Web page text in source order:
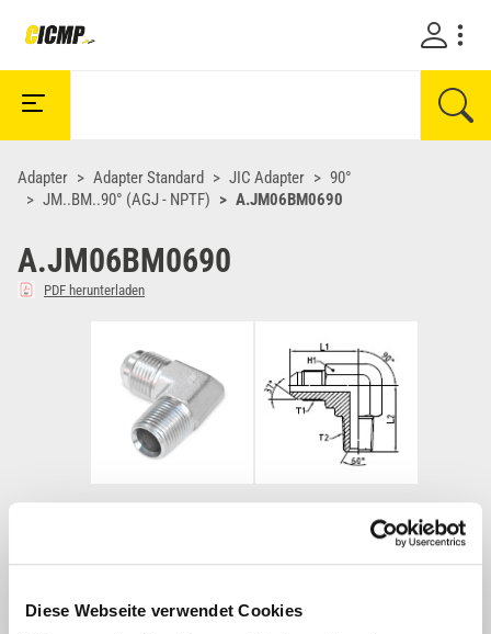
Diese Webseite verwendet Cookies
Adapter Adapter Standard JIC Adapter
90°
JM..BM..90° (AGJ - NPTF)
A.JM06BM0690
A.JM06BM0690
PDF herunterladen